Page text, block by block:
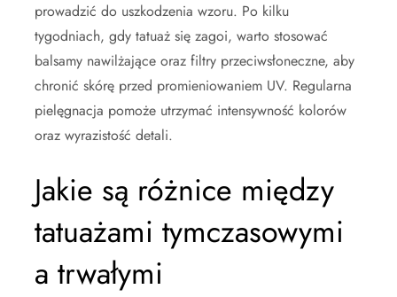
prowadzić do uszkodzenia wzoru. Po kilku
tygodniach, gdy tatuaż się zagoi, warto stosować
balsamy nawilżające oraz filtry przeciwsłoneczne, aby
chronić skórę przed promieniowaniem UV. Regularna
pielęgnacja pomoże utrzymać intensywność kolorów
oraz wyrazistość detali.
Jakie są różnice między
tatuażami tymczasowymi
a trwałymi